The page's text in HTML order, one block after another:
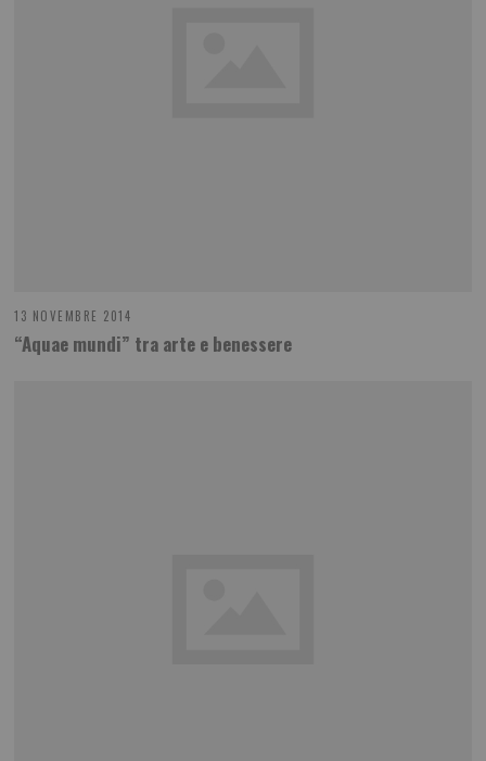
13 NOVEMBRE 2014
“Aquae mundi” tra arte e benessere